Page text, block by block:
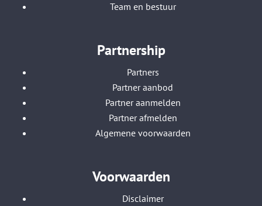
Team en bestuur
Partnership
Partners
Partner aanbod
Partner aanmelden
Partner afmelden
Algemene voorwaarden
Voorwaarden
Disclaimer